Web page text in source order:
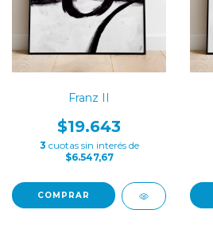
Franz II
$19.643
3 cuotas sin interés de
$6.547,67
COMPRAR